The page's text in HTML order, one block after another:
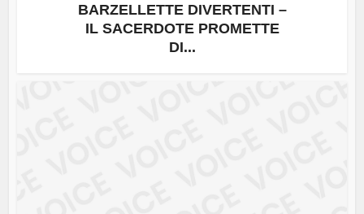
BARZELLETTE DIVERTENTI –
IL SACERDOTE PROMETTE
DI...